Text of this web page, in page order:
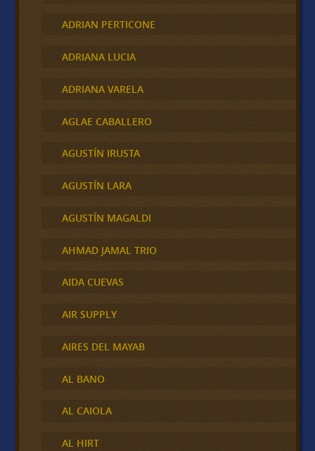
ADRIAN PERTICONE
ADRIANA LUCIA
ADRIANA VARELA
AGLAE CABALLERO
AGUSTÍN IRUSTA
AGUSTÍN LARA
AGUSTÍN MAGALDI
AHMAD JAMAL TRIO
AIDA CUEVAS
AIR SUPPLY
AIRES DEL MAYAB
AL BANO
AL CAIOLA
AL HIRT